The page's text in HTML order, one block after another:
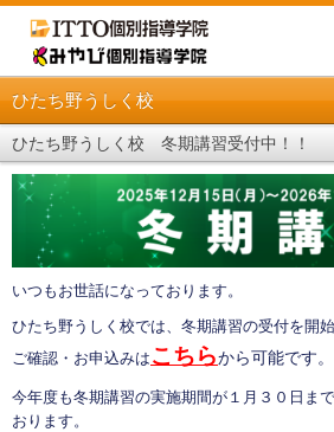
ひたち野うしく校
ひたち野うしく校 冬期講習受付中！！
いつもお世話になっております。
ひたち野うしく校では、冬期講習の受付を開
ご確認・お申込みは こちらから可能です。
今年度も冬期講習の実施期間が１月３０日ま
おります。